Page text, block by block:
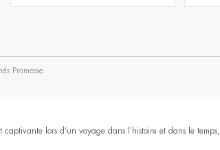
Promesse
lors d’un voyage dans l’histoire et dans le